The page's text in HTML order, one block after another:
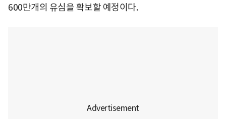
600만개의 유심을 확보할 예정이다.